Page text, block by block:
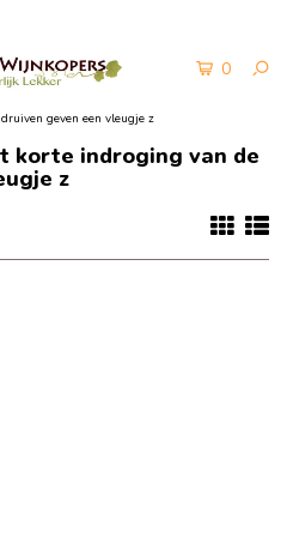
0
geven een vleugje z
korte indroging van de
z